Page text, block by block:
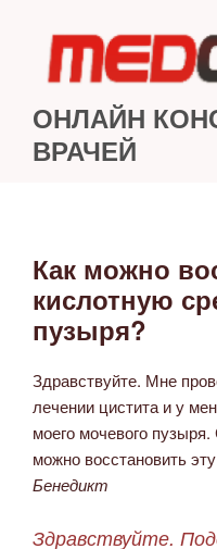
содержимому
ОНЛАЙН
ВРАЧЕЙ
ОПУБЛИКОВАНО
Как можно
кислотную
пузыря?
Здравствуйте. Мне
лечении цистита и у
моего мочевого
можно восстановить
Бенедикт
Здравствуйте.